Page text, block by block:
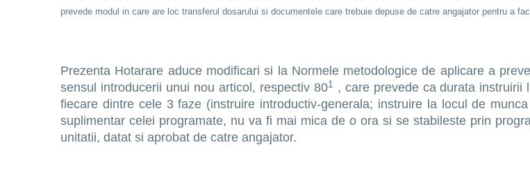
prevede modul in care are loc transferul dosarului si documentele care trebuie depuse de catre angajator pentru a
Prezenta Hotarare aduce modificari si la Normele metodologice de aplicare a
sensul introducerii unui nou articol, respectiv 801
, care prevede ca durata instruirii
fiecare dintre cele 3 faze (instruire introductiv-generala; instruire la locul de
suplimentar celei programate, nu va fi mai mica de o ora si se stabileste prin
unitatii, datat si aprobat de catre angajator.